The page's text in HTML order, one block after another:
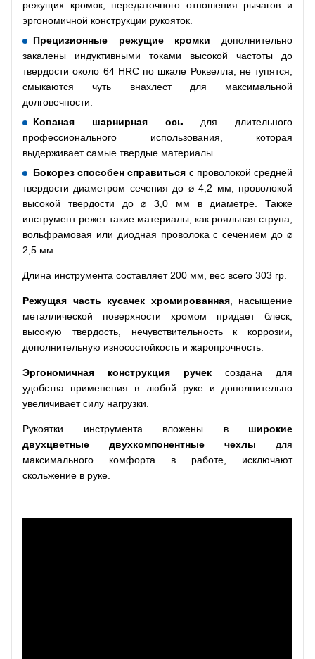
режущих кромок, передаточного отношения рычагов и
эргономичной конструкции рукояток.
Прецизионные режущие кромки дополнительно
закалены индуктивными токами высокой частоты до
твердости около 64 HRC по шкале Роквелла, не тупятся,
смыкаются чуть внахлест для максимальной
долговечности.
Кованая шарнирная ось для длительного
профессионального использования, которая
выдерживает самые твердые материалы.
Бокорез способен справиться с проволокой средней
твердости диаметром сечения до ⌀ 4,2 мм, проволокой
высокой твердости до ⌀ 3,0 мм в диаметре. Также
инструмент режет такие материалы, как рояльная струна,
вольфрамовая или диодная проволока с сечением до ⌀
2,5 мм.
Длина инструмента составляет 200 мм, вес всего 303 гр.
Режущая часть кусачек хромированная, насыщение
металлической поверхности хромом придает блеск,
высокую твердость, нечувствительность к коррозии,
дополнительную износостойкость и жаропрочность.
Эргономичная конструкция ручек создана для
удобства применения в любой руке и дополнительно
увеличивает силу нагрузки.
Рукоятки инструмента вложены в широкие
двухцветные двухкомпонентные чехлы для
максимального комфорта в работе, исключают
скольжение в руке.